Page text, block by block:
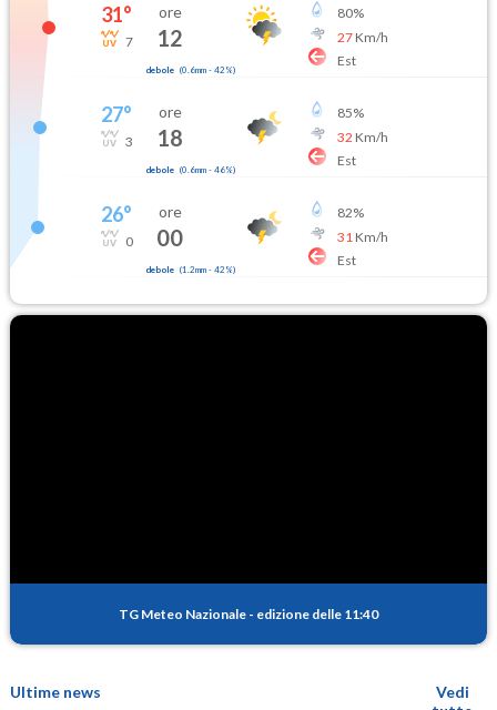
31°
7
ore
12
debole (0.6mm- 42 %)
80%
27Km/h
Est
27°
3
ore
18
debole (0.6mm- 46%)
85%
32 Km/h
Est
26°
0
ore
00
debole (1.2mm- 42 %)
82%
31 Km/h
Est
TG Meteo Nazionale - edizione delle 11:40
Ultime news
Vedi